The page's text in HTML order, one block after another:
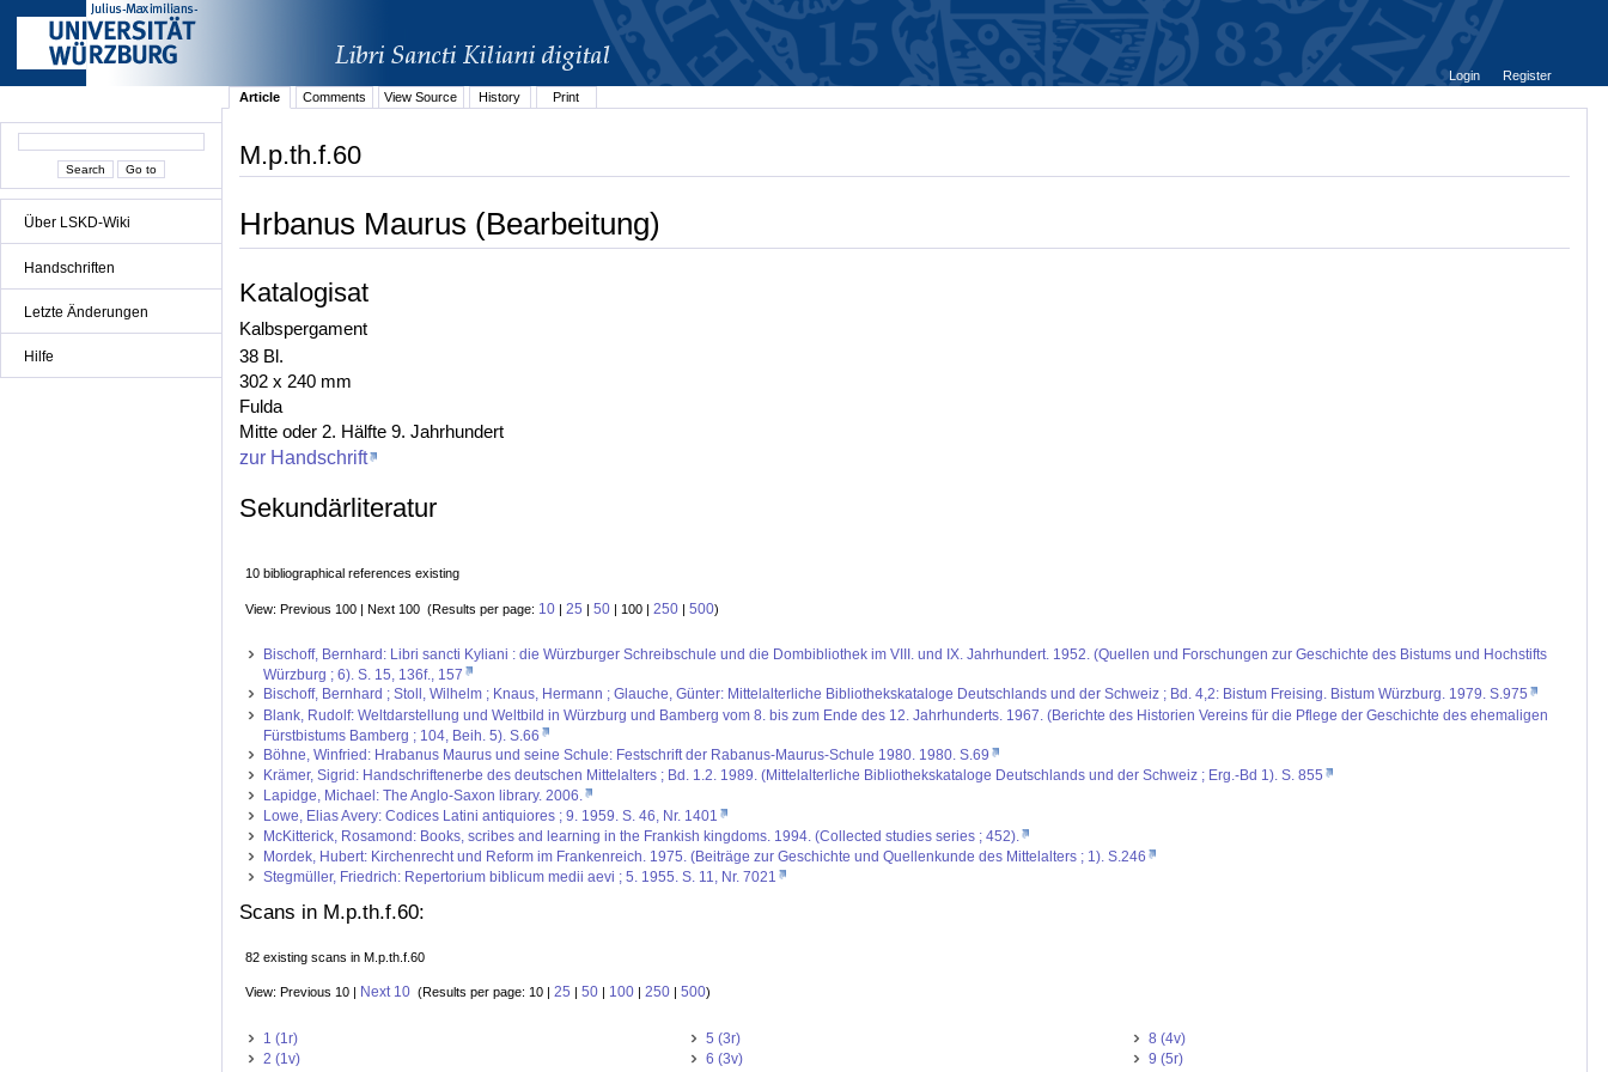
Über LSKD-Wiki
Handschriften
Letzte Änderungen
Hilfe
Login
Register
Article
Comments View Source History Print
M.p.th.f.60
Hrbanus Maurus (Bearbeitung)
Katalogisat
Kalbspergament
38 Bl.
302 x 240 mm
Fulda
Mitte oder 2. Hälfte 9. Jahrhundert
zur Handschrift
Sekundärliteratur
10 bibliographical references existing
View: Previous 100 | Next 100 (Results per page: 10 | 25 | 50 | 100 | 250 | 500)
Bischoff, Bernhard: Libri sancti Kyliani : die Würzburger Schreibschule und die Dombibliothek im VIII. und IX. Jahrhundert. 1952. (Quellen und Forschungen zur Geschichte des Bistums und Hochstifts
Würzburg ; 6). S. 15, 136f., 157
Bischoff, Bernhard ; Stoll, Wilhelm ; Knaus, Hermann ; Glauche, Günter: Mittelalterliche Bibliothekskataloge Deutschlands und der Schweiz ; Bd. 4,2: Bistum Freising. Bistum Würzburg. 1979. S.975
Blank, Rudolf: Weltdarstellung und Weltbild in Würzburg und Bamberg vom 8. bis zum Ende des 12. Jahrhunderts. 1967. (Berichte des Historien Vereins für die Pflege der Geschichte des ehemaligen
Fürstbistums Bamberg ; 104, Beih. 5). S.66
Böhne, Winfried: Hrabanus Maurus und seine Schule: Festschrift der Rabanus-Maurus-Schule 1980. 1980. S.69
Krämer, Sigrid: Handschriftenerbe des deutschen Mittelalters ; Bd. 1.2. 1989. (Mittelalterliche Bibliothekskataloge Deutschlands und der Schweiz ; Erg.-Bd 1). S. 855
Lapidge, Michael: The Anglo-Saxon library. 2006.
Lowe, Elias Avery: Codices Latini antiquiores ; 9. 1959. S. 46, Nr. 1401
McKitterick, Rosamond: Books, scribes and learning in the Frankish kingdoms. 1994. (Collected studies series ; 452).
Mordek, Hubert: Kirchenrecht und Reform im Frankenreich. 1975. (Beiträge zur Geschichte und Quellenkunde des Mittelalters ; 1). S.246
Stegmüller, Friedrich: Repertorium biblicum medii aevi ; 5. 1955. S. 11, Nr. 7021
Scans in M.p.th.f.60:
82 existing scans in M.p.th.f.60
View: Previous 10 | Next 10 (Results per page: 10 | 25 50 100 250 500)
1 (1r)
2 (1v)
5 (3r)
6 (3v)
8 (4v)
9 (5r)